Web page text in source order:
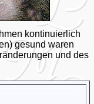
kontinuierlich
gesund waren
und des